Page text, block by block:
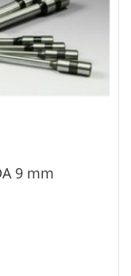
9 mm